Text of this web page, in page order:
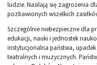
ludzie. Nasilają się zagrożenia
pozbawionych wszelkich
Szczególnie niebezpieczne dla
edukacji, nauki i jednostek
instytucjonalna państwa,
teatralnych i muzycznych.